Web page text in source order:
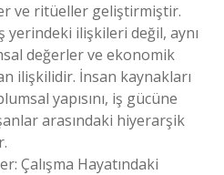
ve ritüeller geliştirmiştir.
yerindeki ilişkileri değil, aynı
değerler ve ekonomik
ilişkilidir. İnsan kaynakları
yapısını, iş gücüne
arasındaki hiyerarşik
Çalışma Hayatındaki